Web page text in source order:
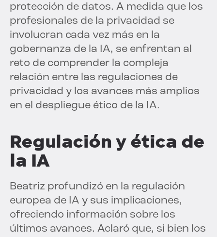
protección de datos. A medida que los
profesionales de la privacidad se
involucran cada vez más en la
gobernanza de la IA, se enfrentan al
reto de comprender la compleja
relación entre las regulaciones de
privacidad y los avances más amplios
en el despliegue ético de la IA.
Regulación y ética de
la IA
Beatriz profundizó en la regulación
europea de IA y sus implicaciones,
ofreciendo información sobre los
últimos avances. Aclaró que, si bien los